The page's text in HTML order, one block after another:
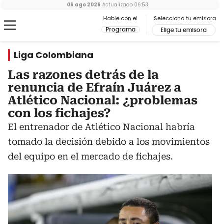
Hable con el
Programa
Selecciona tu emisora
Elige tu emisora
06 ago 2026 Actualizado 06:53
Liga Colombiana
Las razones detrás de la
renuncia de Efraín Juárez a
Atlético Nacional: ¿problemas
con los fichajes?
El entrenador de Atlético Nacional habría
tomado la decisión debido a los movimientos
del equipo en el mercado de fichajes.